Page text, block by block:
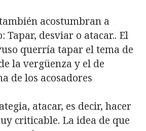
acostumbran a
Tapar, desviar o atacar.. El
querría tapar el tema de
la vergüenza y el de
de los acosadores
atacar, es decir, hacer
criticable. La idea de que